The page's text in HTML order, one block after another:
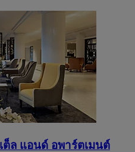
ล แอนด์ อพาร์ตเมนต์